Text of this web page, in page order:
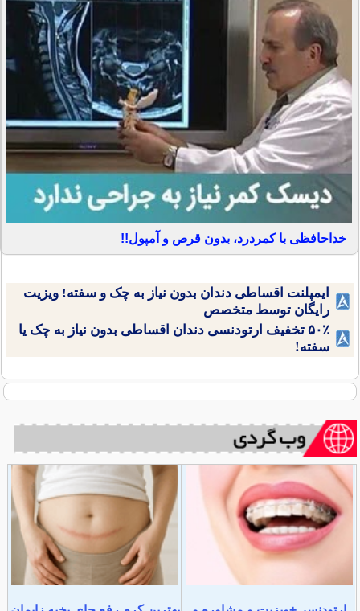
خداحافظی با کمردرد، بدون قرص و آمپول!!
ایمپلنت اقساطی دندان بدون نیاز به چک و سفته! ویزیت
رایگان توسط متخصص
۵۰٪ تخفیف ارتودنسی دندان اقساطی بدون نیاز به چک یا
سفته!